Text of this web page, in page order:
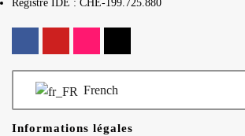
Registre IDE : CHE-199.725.880
French
Informations légales